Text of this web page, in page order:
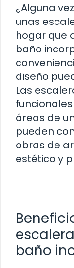
¿Alguna
unas
hogar que
baño
diseño
Las
áreas de
pueden
obras de
estético y
baño